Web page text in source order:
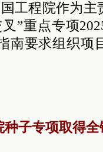
工程院作为
”重点专项
南要求组织项
种子专项取得